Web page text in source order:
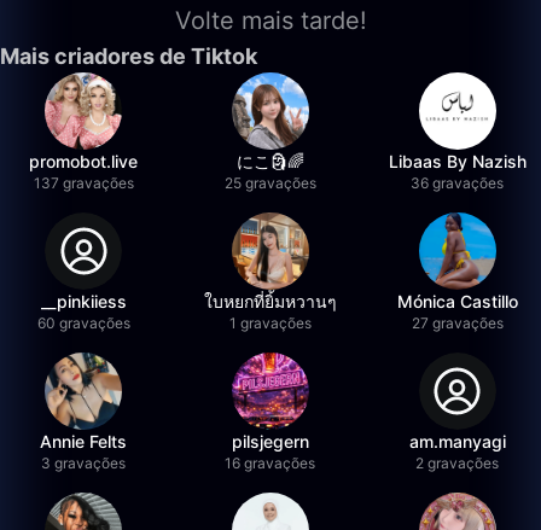
Volte mais tarde!
Mais criadores de Tiktok
promobot.live
137 gravações
にこ🗿🌈
25 gravações
Libaas By Nazish
36 gravações
__pinkiiess
60 gravações
ใบหยกที่ยิ้มหวานๆ
1 gravações
Mónica Castillo
27 gravações
Annie Felts
3 gravações
pilsjegern
16 gravações
am.manyagi
2 gravações